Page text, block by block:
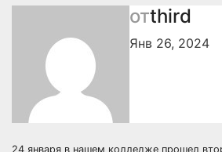
отthird
Янв 26, 2024
24 января в нашем колледже прошел